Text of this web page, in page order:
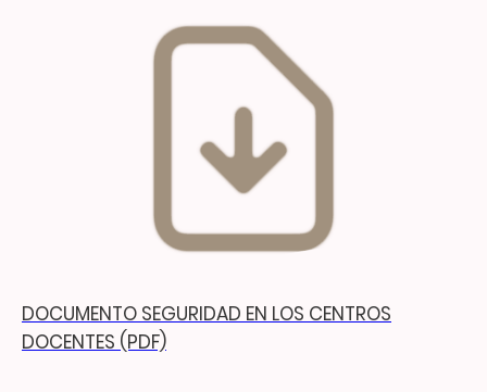
DOCUMENTO SEGURIDAD EN LOS CENTROS
DOCENTES (PDF)